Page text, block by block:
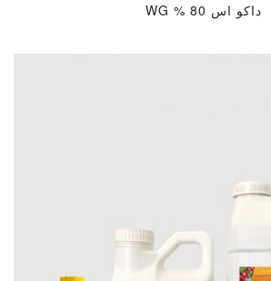
داكو اس 80 % WG